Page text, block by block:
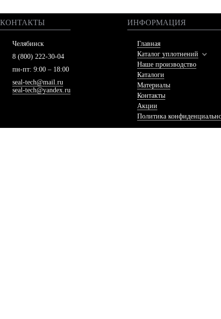
КОНТАКТЫ
Челябинск
8 (800) 222-30-04
пн-пт: 9:00 – 18:00
seal-tech@mail.ru
seal-tech@yandex.ru
ИНФОРМАЦИЯ
Главная
Каталог уплотнений
Наше производство
Каталоги
Материалы
Контакты
Акции
Политика